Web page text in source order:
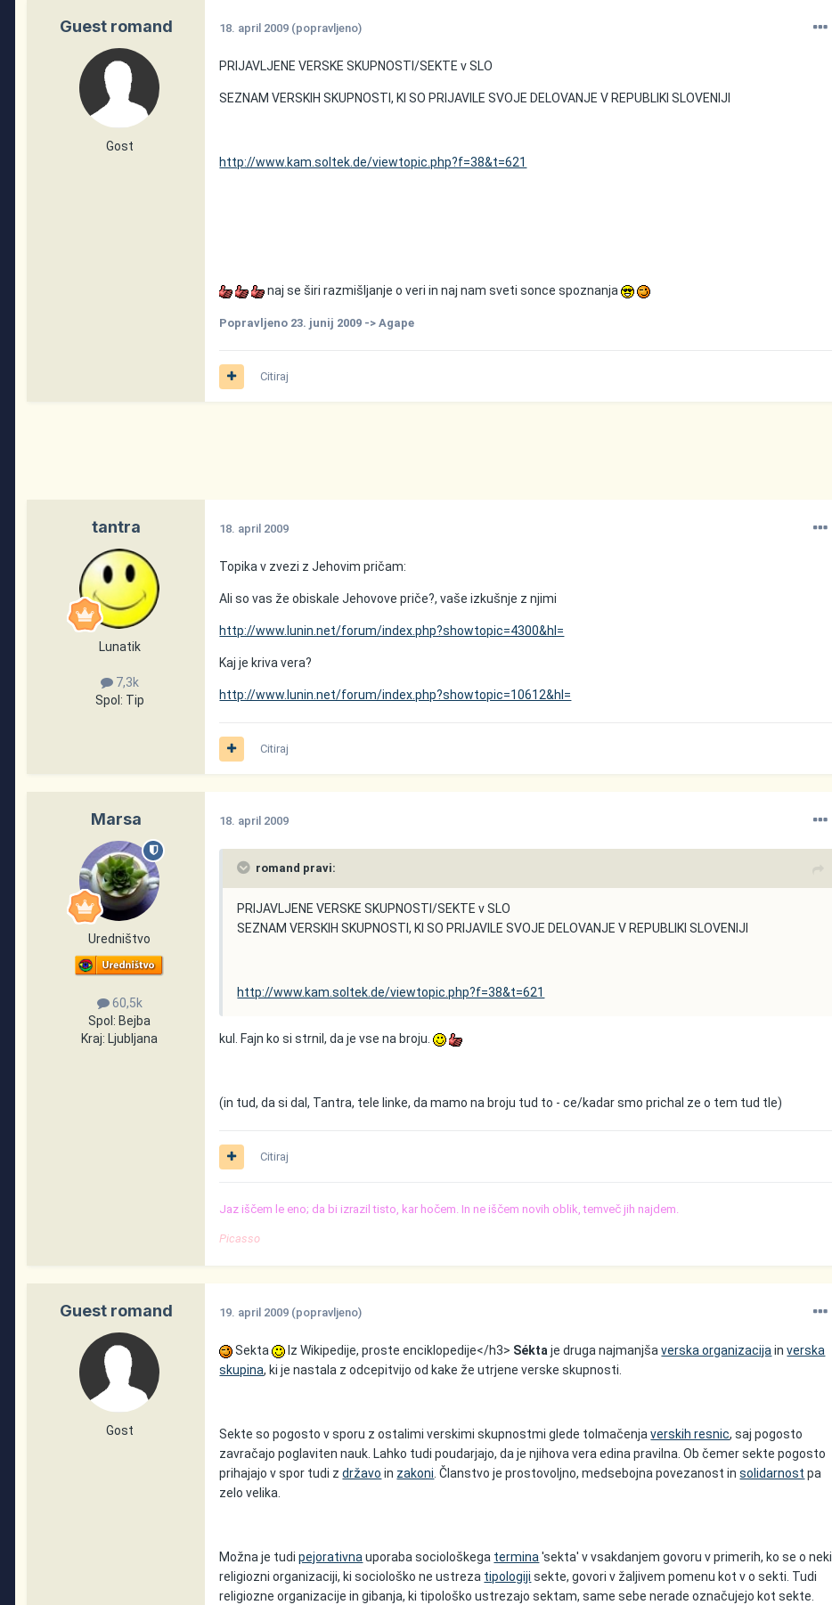
Guest romand
Gost
18. april 2009 (popravljeno)
PRIJAVLJENE VERSKE SKUPNOSTI/SEKTE v SLO
SEZNAM VERSKIH SKUPNOSTI, KI SO PRIJAVILE SVOJE DELOVANJE V REPUBLIKI SLOVENIJI
http://www.kam.soltek.de/viewtopic.php?f=38&t=621
naj se širi razmišljanje o veri in naj nam sveti sonce spoznanja
Popravljeno 23. junij 2009 -> Agape
Citiraj
tantra
Lunatik
7,3k
Spol: Tip
18. april 2009
Topika v zvezi z Jehovim pričam:
Ali so vas že obiskale Jehovove priče?, vaše izkušnje z njimi
http://www.lunin.net/forum/index.php?showtopic=4300&hl=
Kaj je kriva vera?
http://www.lunin.net/forum/index.php?showtopic=10612&hl=
Citiraj
Marsa
Uredništvo
60,5k
Spol: Bejba
Kraj: Ljubljana
18. april 2009
romand pravi:
PRIJAVLJENE VERSKE SKUPNOSTI/SEKTE v SLO
SEZNAM VERSKIH SKUPNOSTI, KI SO PRIJAVILE SVOJE DELOVANJE V REPUBLIKI SLOVENIJI
http://www.kam.soltek.de/viewtopic.php?f=38&t=621
kul. Fajn ko si strnil, da je vse na broju.
(in tud, da si dal, Tantra, tele linke, da mamo na broju tud to - ce/kadar smo prichal ze o tem tud tle)
Citiraj
Jaz iščem le eno; da bi izrazil tisto, kar hočem. In ne iščem novih oblik, temveč jih najdem.
Picasso
Guest romand
Gost
19. april 2009 (popravljeno)
Sekta Iz Wikipedije, proste enciklopedije</h3> Sékta je druga najmanjšaverska organizacija inverska
skupina, ki je nastala z odcepitvijo od kake že utrjene verske skupnosti.
Sekte so pogosto v sporu z ostalimi verskimi skupnostmi glede tolmačenjaverskih resnic, saj pogosto
zavračajo poglaviten nauk. Lahko tudi poudarjajo, da je njihova vera edina pravilna. Ob čemer sekte pogosto
prihajajo v spor tudi zdržavo in zakoni . Članstvo je prostovoljno, medsebojna povezanost insolidarnost pa
zelo velika.
Možna je tudipejorativna uporaba sociološkega termina 'sekta' v vsakdanjem govoru v primerih, ko se o neki
religiozni organizaciji, ki sociološko ne ustreza tipologiji sekte, govori v žaljivem pomenu kot v o sekti. Tudi
religiozne organizacije in gibanja, ki tipološko ustrezajo sektam, same sebe nerade označujejo kot sekte.